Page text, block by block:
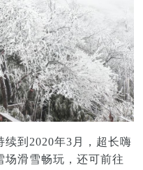
续到2020年3月，超长嗨
场滑雪畅玩，还可前往